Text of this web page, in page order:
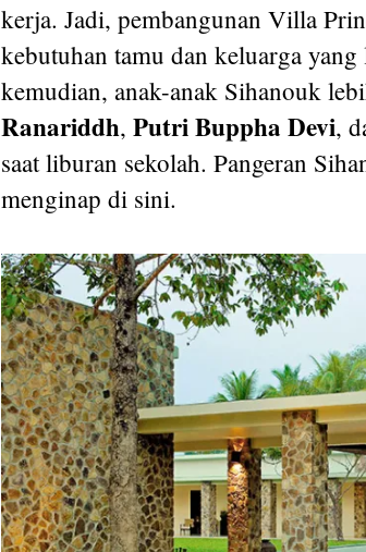
kerja. Jadi, pembangunan Villa
kebutuhan tamu dan keluarga
kemudian, anak-anak Sihanouk
Ranariddh, Putri Buppha Devi,
saat liburan sekolah. Pangeran
menginap di sini.